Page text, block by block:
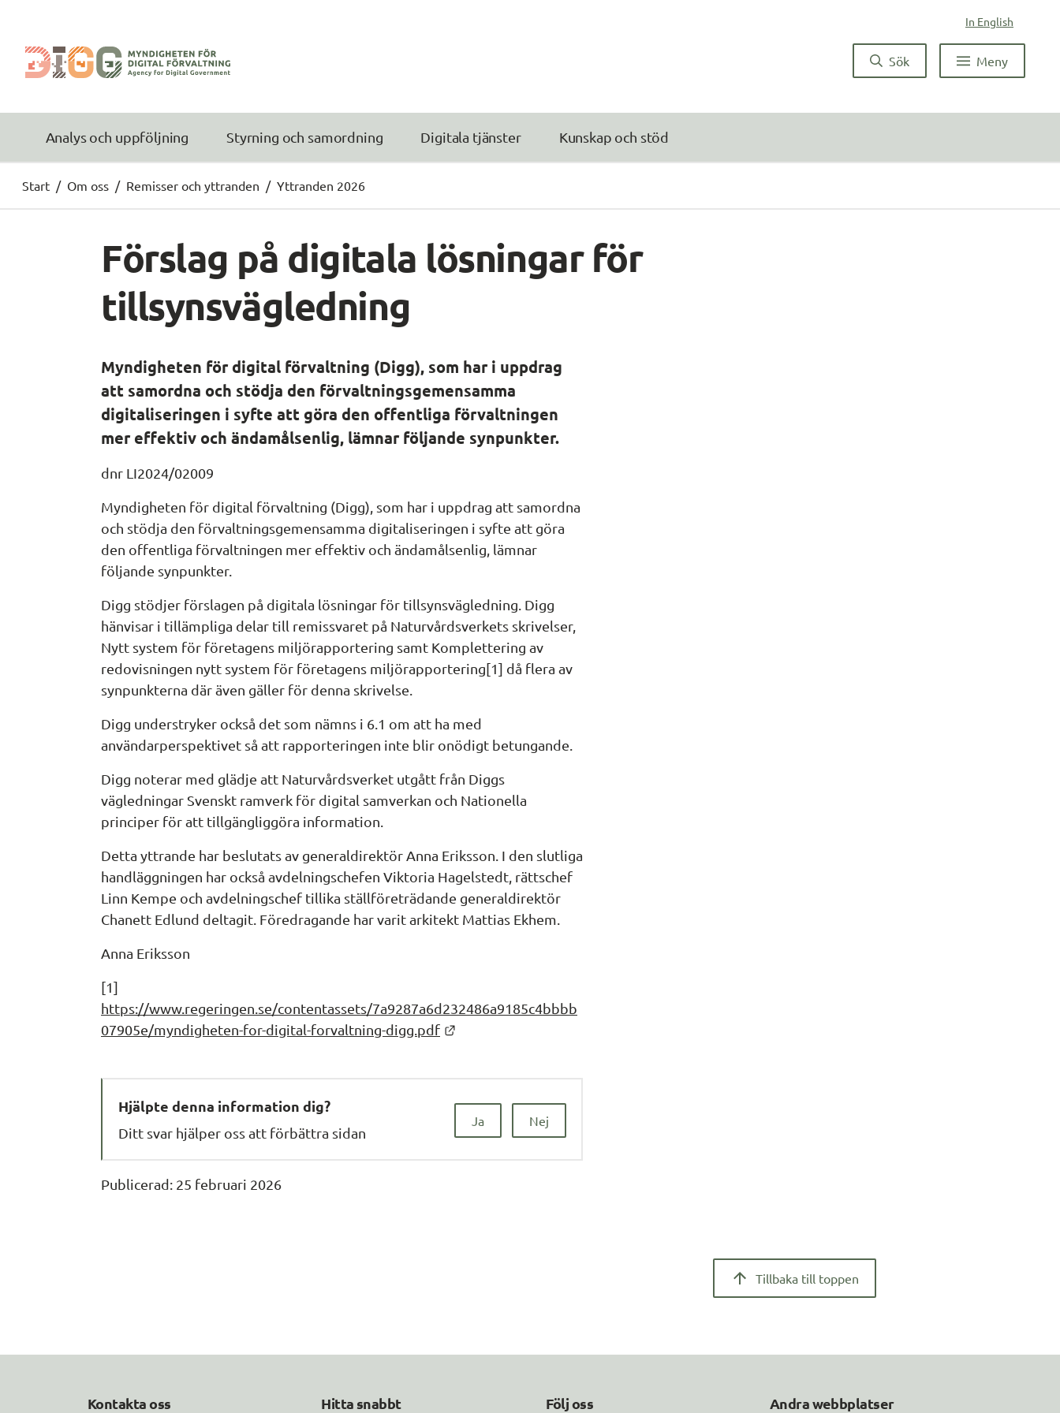
In English
Sök Meny
Analys och uppföljning Styrning och samordning Digitala tjänster Kunskap och stöd
Start / Om oss / Remisser och yttranden / Yttranden 2026
Förslag på digitala lösningar för
tillsynsvägledning
Myndigheten för digital förvaltning (Digg), som har i uppdrag
att samordna och stödja den förvaltningsgemensamma
digitaliseringen i syfte att göra den offentliga förvaltningen
mer effektiv och ändamålsenlig, lämnar följande synpunkter.
dnr LI2024/02009
Myndigheten för digital förvaltning (Digg), som har i uppdrag att samordna
och stödja den förvaltningsgemensamma digitaliseringen i syfte att göra
den offentliga förvaltningen mer effektiv och ändamålsenlig, lämnar
följande synpunkter.
Digg stödjer förslagen på digitala lösningar för tillsynsvägledning. Digg
hänvisar i tillämpliga delar till remissvaret på Naturvårdsverkets skrivelser,
Nytt system för företagens miljörapportering samt Komplettering av
redovisningen nytt system för företagens miljörapportering[1] då flera av
synpunkterna där även gäller för denna skrivelse.
Digg understryker också det som nämns i 6.1 om att ha med
användarperspektivet så att rapporteringen inte blir onödigt betungande.
Digg noterar med glädje att Naturvårdsverket utgått från Diggs
vägledningar Svenskt ramverk för digital samverkan och Nationella
principer för att tillgängliggöra information.
Detta yttrande har beslutats av generaldirektör Anna Eriksson. I den slutliga
handläggningen har också avdelningschefen Viktoria Hagelstedt, rättschef
Linn Kempe och avdelningschef tillika ställföreträdande generaldirektör
Chanett Edlund deltagit. Föredragande har varit arkitekt Mattias Ekhem.
Anna Eriksson
https://www.regeringen.se/contentassets/7a9287a6d232486a9185c4bbbb
07905e/myndigheten-for-digital-forvaltning-digg.pdf
Hjälpte denna information dig?
Nej
Ja
Ditt svar hjälper oss att förbättra sidan
Publicerad: 25 februari 2026
Tillbaka till toppen
Kontakta oss Hitta snabbt Följ oss Andra webbplatser